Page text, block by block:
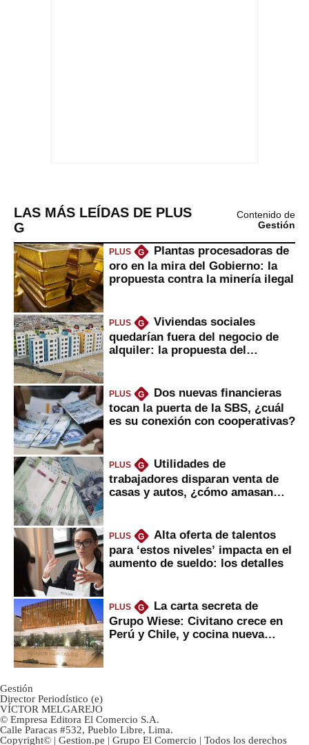
LAS MÁS LEÍDAS DE PLUS
G
Contenido de
Gestión
PLUS G
Plantas procesadoras de
oro en la mira del Gobierno: la
propuesta contra la minería ilegal
PLUS G
Viviendas sociales
quedarían fuera del negocio de
alquiler: la propuesta del
PLUS G
Dos nuevas financieras
tocan la puerta de la SBS, ¿cuál
es su conexión con cooperativas?
PLUS G
Utilidades de
trabajadores disparan venta de
casas y autos, ¿cómo amasan
PLUS G
Alta oferta de talentos
para ‘estos niveles’ impacta en el
aumento de sueldo: los detalles
PLUS G
La carta secreta de
Grupo Wiese: Civitano crece en
Perú y Chile, y cocina nueva
Gestión
Director Periodístico (e)
VÍCTOR MELGAREJO
© Empresa Editora El Comercio S.A.
Calle Paracas #532, Pueblo Libre, Lima.
Copyright© | Gestion.pe | Grupo El Comercio | Todos los derechos